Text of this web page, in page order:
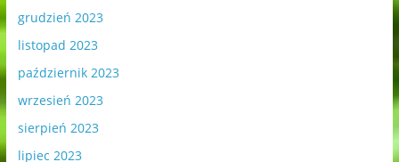
grudzień 2023
listopad 2023
październik 2023
wrzesień 2023
sierpień 2023
lipiec 2023